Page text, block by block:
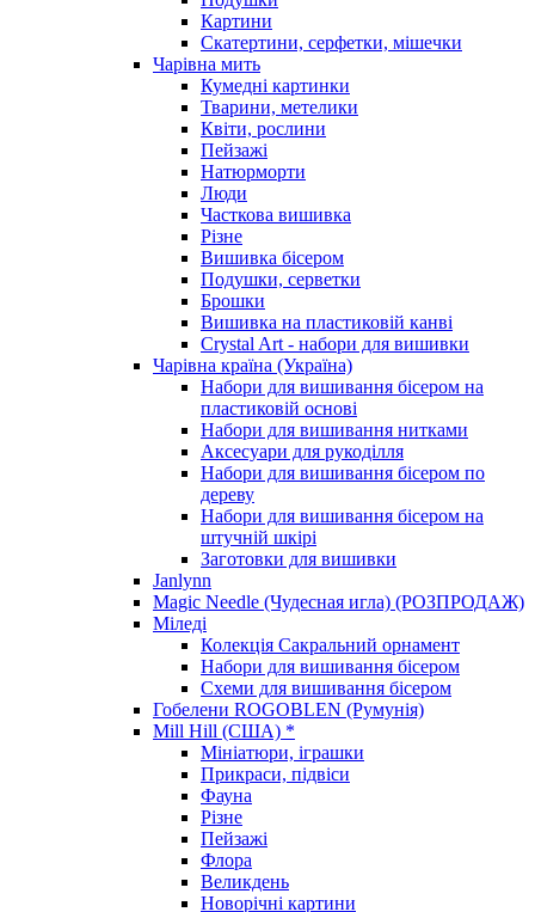
Картини
Скатертини, серфетки, мішечки
Чарiвна мить
Кумедні картинки
Тварини, метелики
Квіти, рослини
Пейзажі
Натюрморти
Люди
Часткова вишивка
Різне
Вишивка бісером
Подушки, серветки
Брошки
Вишивка на пластиковій канві
Crystal Art - набори для вишивки
Чарівна країна (Україна)
Набори для вишивання бісером на
пластиковій основі
Набори для вишивання нитками
Аксесуари для рукоділля
Набори для вишивання бісером по
дереву
Набори для вишивання бісером на
штучній шкірі
Заготовки для вишивки
Janlynn
Magic Needle (Чудесная игла) (РОЗПРОДАЖ)
Міледі
Колекція Сакральний орнамент
Набори для вишивання бісером
Схеми для вишивання бісером
Гобелени ROGOBLEN (Румунія)
Mill Hill (США) *
Мініатюри, іграшки
Прикраси, підвіси
Фауна
Різне
Пейзажі
Флора
Великдень
Новорічні картини